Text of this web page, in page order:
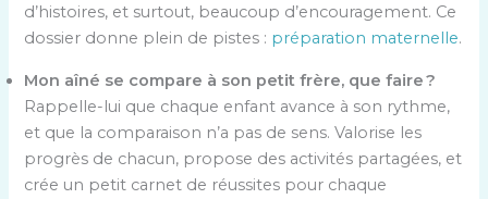
d’histoires, et surtout, beaucoup d’encouragement. Ce
dossier donne plein de pistes : préparation maternelle.
Mon aîné se compare à son petit frère, que faire ?
Rappelle-lui que chaque enfant avance à son rythme,
et que la comparaison n’a pas de sens. Valorise les
progrès de chacun, propose des activités partagées, et
crée un petit carnet de réussites pour chaque